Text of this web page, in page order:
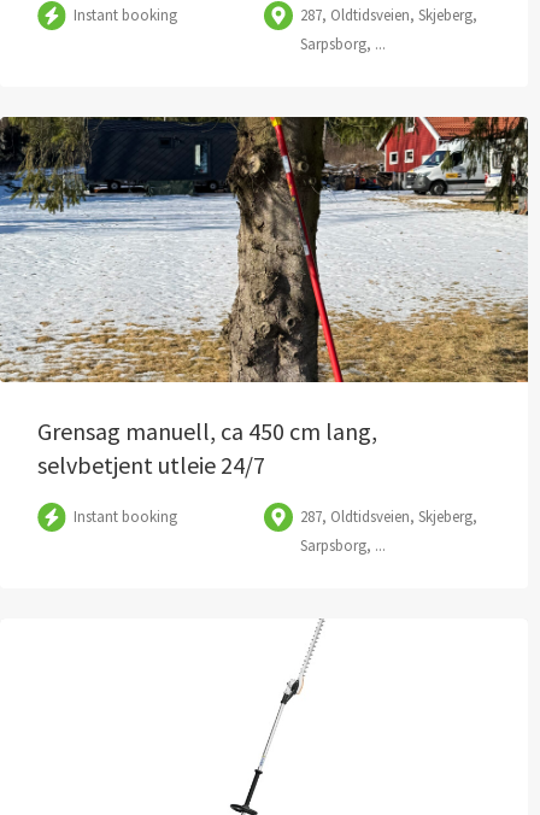
Instant booking
287, Oldtidsveien, Skjeberg,
Sarpsborg, ...
Grensag manuell, ca 450 cm lang,
selvbetjent utleie 24/7
Instant booking
287, Oldtidsveien, Skjeberg,
Sarpsborg, ...